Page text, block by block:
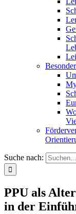
Suche nach:
PPU als
in der